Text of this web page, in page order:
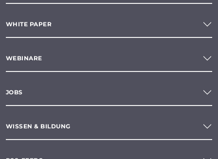
WHITE PAPER
WEBINARE
JOBS
WISSEN & BILDUNG